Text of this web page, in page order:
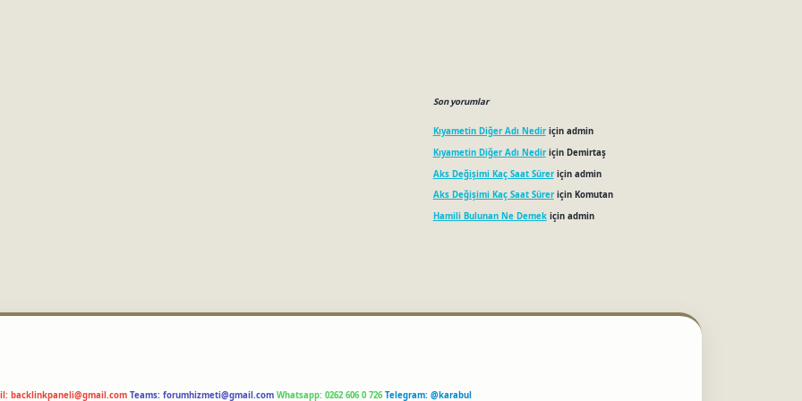
Son yorumlar
Kıyametin Diğer Adı Nediriçin admin
Kıyametin Diğer Adı Nediriçin Demirtaş
Aks Değişimi Kaç Saat Süreriçin admin
Aks Değişimi Kaç Saat Süreriçin Komutan
Hamili Bulunan Ne Demekiçin admin
backlinkpaneli@gmail.com Teams: forumhizmeti@gmail.com Whatsapp: 0262 606 0 726 Telegram: @karabul